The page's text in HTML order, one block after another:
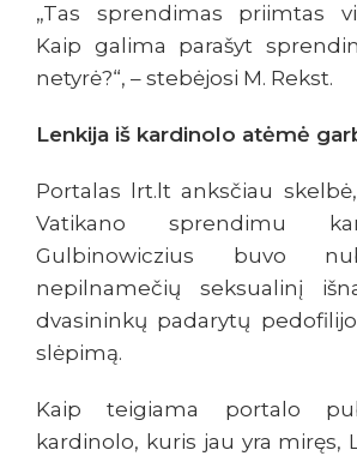
„Tas sprendimas priimtas
Kaip galima parašyt
netyrė?“, – stebėjosi M. Rekst.
Lenkija iš kardinolo atėmė
Portalas lrt.lt anksčiau
Vatikano sprendimu
Gulbinowiczius buvo
nepilnamečių seksualinį
dvasininkų padarytų
slėpimą.
Kaip teigiama portalo
kardinolo, kuris jau yra miręs,